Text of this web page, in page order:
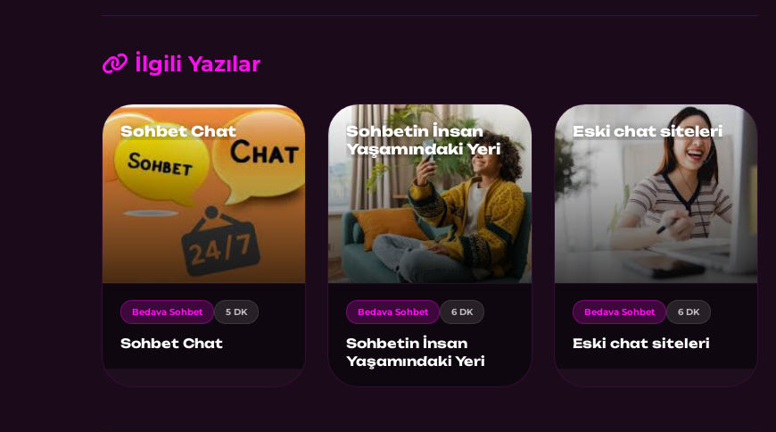
İlgili Yazılar
Sohbet Chat
Bedava Sohbet 5 DK
Sohbet Chat
Sohbetin İnsan
Yaşamındaki Yeri
Bedava Sohbet 6 DK
Sohbetin İnsan
Yaşamındaki Yeri
Eski chat siteleri
Bedava Sohbet 6 DK
Eski chat siteleri